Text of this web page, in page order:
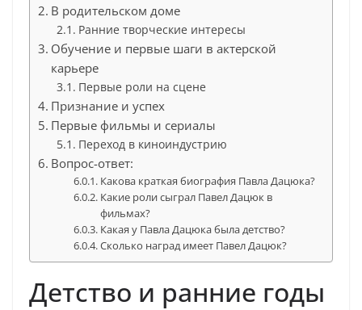
В родительском доме
Ранние творческие интересы
Обучение и первые шаги в актерской
карьере
Первые роли на сцене
Признание и успех
Первые фильмы и сериалы
Переход в киноиндустрию
Вопрос-ответ:
Какова краткая биография Павла Дацюка?
Какие роли сыграл Павел Дацюк в
фильмах?
Какая у Павла Дацюка была детство?
Сколько наград имеет Павел Дацюк?
Детство и ранние годы